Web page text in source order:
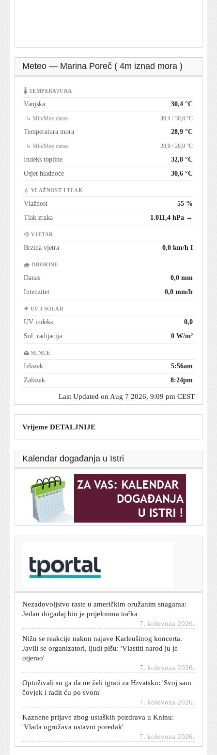
Meteo — Marina Poreč ( 4m iznad mora )
🌡 TEMPERATURA
Vanjska 30,4 °C
↳ Min/Max danas 30,4 / 30,8 °C
Temperatura mora 28,9 °C
↳ Min/Max danas 28,9 / 28,9 °C
Indeks topline
32,8 °C
Osjet hladnoće
30,6 °C
💧 VLAŽNOST I TLAK
Vlažnost
55 %
Tlak zraka
1.011,4 hPa →
💨 VJETAR
Brzina vjetra 0,0 km/h I
🌧 OBORINE
Danas
0,0 mm
Intenzitet
0,0 mm/h
☀ UV I SOLAR
UV indeks
0,0
Sol. radijacija
0 W/m²
🌅 SUNCE
Izlazak
5:56am
Zalazak
8:24pm
Last Updated on Aug 7 2026, 9:09 pm CEST
Vrijeme DETALJNIJE
Kalendar događanja u Istri
Milinović zaprijetio: Ako nadležni ne reagiraju,
dolazimo u Zagreb
Jedan događaj bio je prijelomna točka
Javili se organizatori, ljudi pišu: 'Vlastiti narod ju je
otjerao'
čovjek i radit ću po svom'
'Vlada ugrožava ustavni poredak'
Kolone i zabrane na hrvatskim autocestama: U Sisku